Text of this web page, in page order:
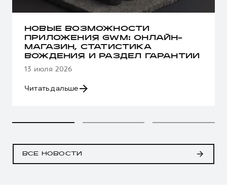
НОВЫЕ ВОЗМОЖНОСТИ
ПРИЛОЖЕНИЯ GWM: ОНЛАЙН-
МАГАЗИН, СТАТИСТИКА
ВОЖДЕНИЯ И РАЗДЕЛ ГАРАНТИИ
13 июля 2026
Читать дальше
ВСЕ НОВОСТИ